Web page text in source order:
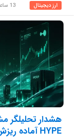
ارز دیجیتال 13 ساعت پیش
هشدار تحلیلگر
HYPE آماده ریزش بیشتر است؟